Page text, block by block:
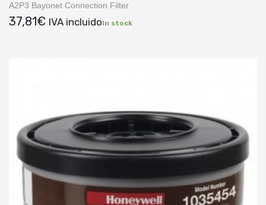
A2P3 Bayonet Connection Filter
37,81€ IVA incluidoIn stock